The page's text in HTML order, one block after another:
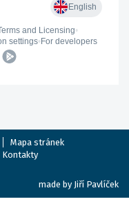
Mapa stránek
Kontakty
made by Jiří Pavlíček